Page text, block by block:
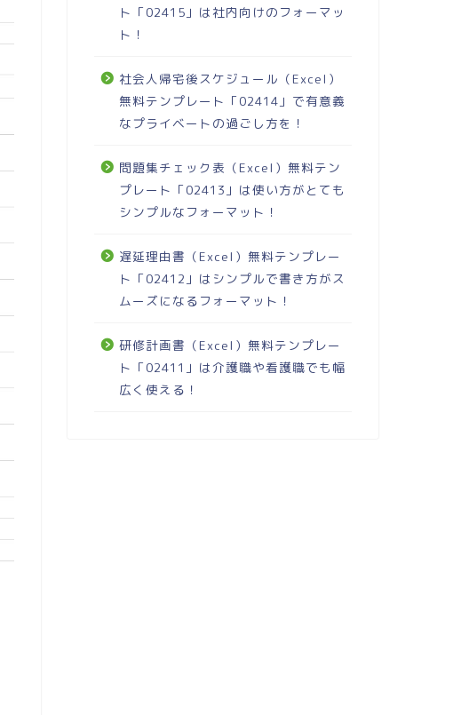
ト「02415」は社内向けのフォーマッ
ト！
社会人帰宅後スケジュール（Excel）
無料テンプレート「02414」で有意義
なプライベートの過ごし方を！
問題集チェック表（Excel）無料テン
プレート「02413」は使い方がとても
シンプルなフォーマット！
遅延理由書（Excel）無料テンプレー
ト「02412」はシンプルで書き方がス
ムーズになるフォーマット！
研修計画書（Excel）無料テンプレー
ト「02411」は介護職や看護職でも幅
広く使える！